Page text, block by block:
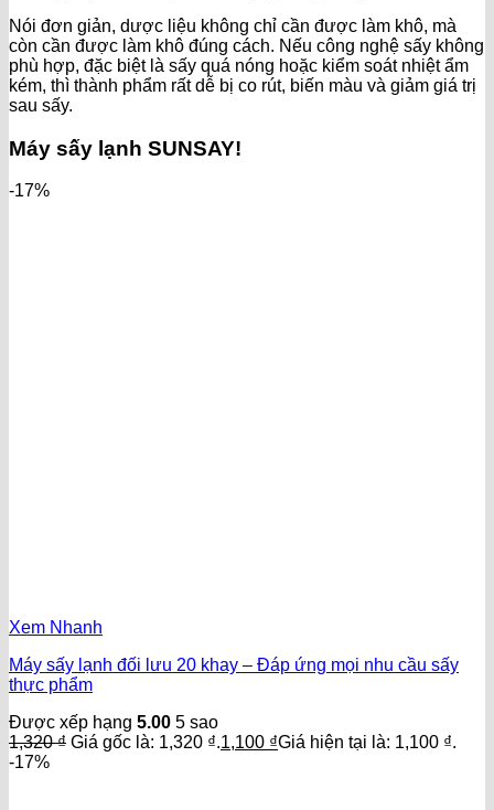
Nói đơn giản, dược liệu không chỉ cần được làm khô, mà
còn cần được làm khô đúng cách. Nếu công nghệ sấy không
phù hợp, đặc biệt là sấy quá nóng hoặc kiểm soát nhiệt ẩm
kém, thì thành phẩm rất dễ bị co rút, biến màu và giảm giá trị
sau sấy.
Máy sấy lạnh SUNSAY!
-17%
Xem Nhanh
Máy sấy lạnh đối lưu 20 khay – Đáp ứng mọi nhu cầu sấy
thực phẩm
Được xếp hạng 5.00 5 sao
1,320₫ Giá gốc là: 1,320 ₫.1,100 ₫Giá hiện tại là: 1,100 ₫.
-17%